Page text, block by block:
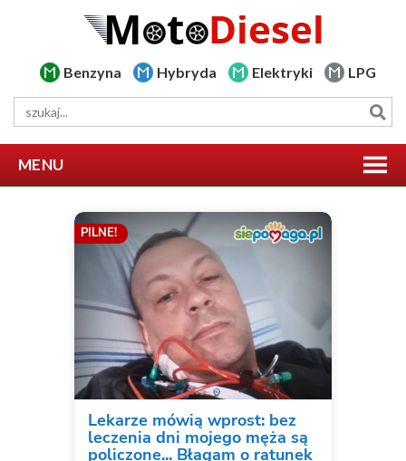
Benzyna Hybryda Elektryki LPG
MENU